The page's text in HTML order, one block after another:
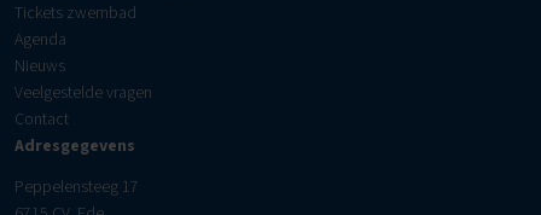
Tickets zwembad
Agenda
Nieuws
Veelgestelde vragen
Contact
Adresgegevens
Peppelensteeg 17